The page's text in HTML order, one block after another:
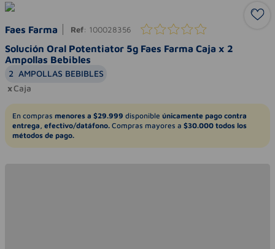
Faes Farma Ref: 100028356
Solución Oral Potentiator 5g Faes Farma Caja x 2
Ampollas Bebibles
2 AMPOLLAS BEBIBLES
Caja
En compras menores a $29.999 disponible únicamente pago contra
entrega, efectivo/datáfono. Compras mayores a $30.000 todos los
métodos de pago.